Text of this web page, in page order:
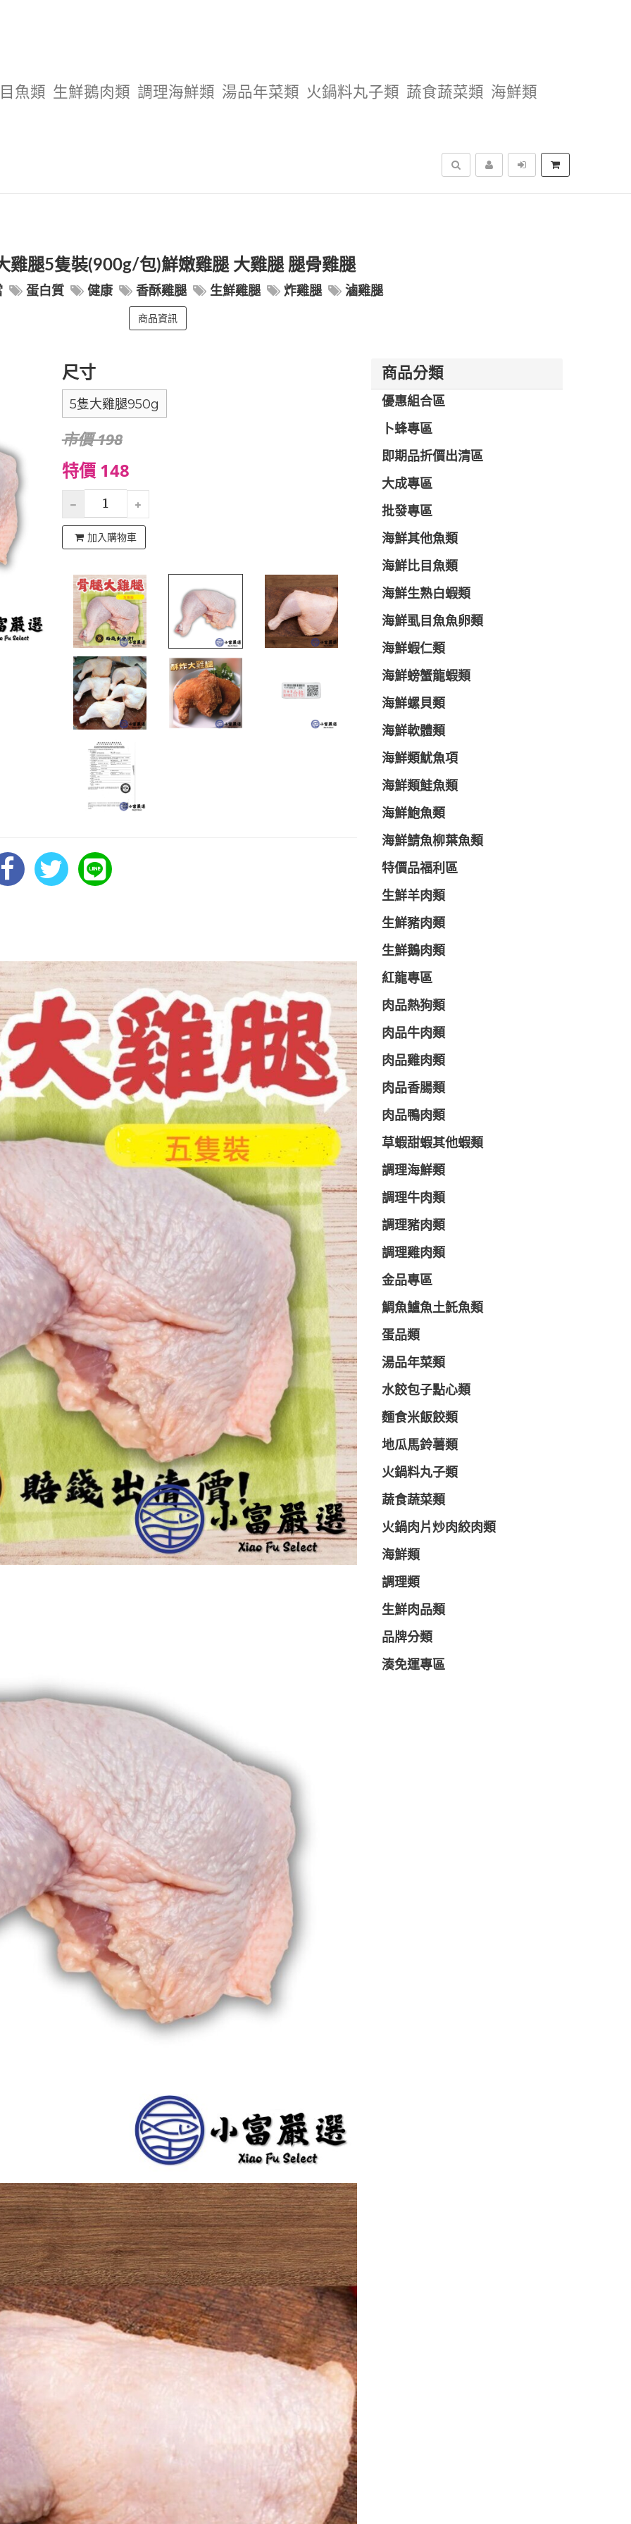
魚類 生鮮鵝肉類 調理海鮮類 湯品年菜類 火鍋料丸子類 蔬食蔬菜類 海鮮類
搜尋
雞腿5隻裝(900g/包)鮮嫩雞腿 大雞腿 腿骨雞腿
蛋白質 健康 香酥雞腿 生鮮雞腿 炸雞腿 滷雞腿
商品資訊
尺寸
5隻大雞腿950g
市價 198
特價 148
加入購物車
商品分類
優惠組合區
卜蜂專區
即期品折價出清區
大成專區
批發專區
海鮮其他魚類
海鮮比目魚類
海鮮生熟白蝦類
海鮮虱目魚魚卵類
海鮮蝦仁類
海鮮螃蟹龍蝦類
海鮮螺貝類
海鮮軟體類
海鮮類魷魚項
海鮮類鮭魚類
海鮮鮑魚類
海鮮鯖魚柳葉魚類
特價品福利區
生鮮羊肉類
生鮮豬肉類
生鮮鵝肉類
紅龍專區
肉品熱狗類
肉品牛肉類
肉品雞肉類
肉品香腸類
肉品鴨肉類
草蝦甜蝦其他蝦類
調理海鮮類
調理牛肉類
調理豬肉類
調理雞肉類
金品專區
鯛魚鱸魚土魠魚類
蛋品類
湯品年菜類
水餃包子點心類
麵食米飯餃類
地瓜馬鈴薯類
火鍋料丸子類
蔬食蔬菜類
火鍋肉片炒肉絞肉類
海鮮類
調理類
生鮮肉品類
品牌分類
湊免運專區